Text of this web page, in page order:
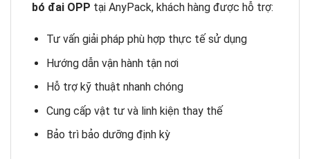
bó đai OPP tại AnyPack, khách hàng được hỗ trợ:
Tư vấn giải pháp phù hợp thực tế sử dụng
Hướng dẫn vận hành tận nơi
Hỗ trợ kỹ thuật nhanh chóng
Cung cấp vật tư và linh kiện thay thế
Bảo trì bảo dưỡng định kỳ